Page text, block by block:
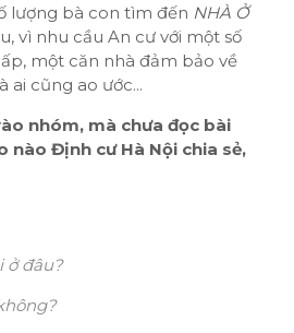
lượng bà con tìm đến NHÀ Ở
vì nhu cầu An cư với một số
một căn nhà đảm bảo về
ai cũng ao ước...
nhóm, mà chưa đọc bài
nào Định cư Hà Nội chia sẻ,
ở đâu?